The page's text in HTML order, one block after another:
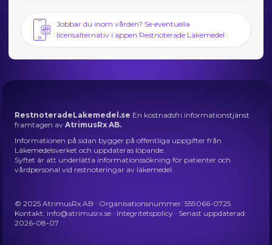
Jobbar du inom vården? Se eventuella
licensalternativ i appen Restnoterade Läkemedel
RestnoteradeLakemedel.se En kostnadsfri informationstjänst
framtagen avAtrimusRx AB.
Informationen på sidan bygger på offentliga uppgifter från
Läkemedelsverket och uppdateras löpande.
Syftet är att underlätta informationssökning för patienter och
vårdpersonal vid restnoteringar av läkemedel.
© 2025 AtrimusRx AB · Organisationsnummer: 559066-0725
Kontakt: info@atrimusrx.se · Integritetspolicy · Senast uppdaterad:
2026-08-07